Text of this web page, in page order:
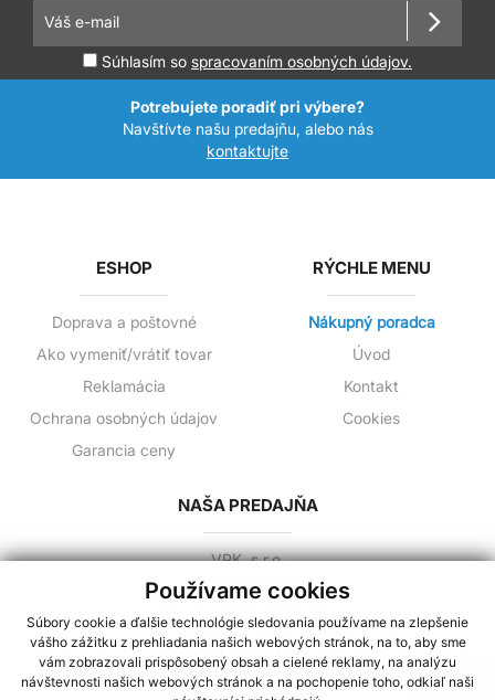
Používame cookies
Súbory cookie a ďalšie technológie sledovania používame na zlepšenie
vášho zážitku z prehliadania našich webových stránok, na to, aby sme
vám zobrazovali prispôsobený obsah a cielené reklamy, na analýzu
návštevnosti našich webových stránok a na pochopenie toho, odkiaľ naši
Súhlasím so spracovaním osobných údajov.
Potrebujete poradiť pri výbere?
Navštívte našu predajňu, alebo nás
kontaktujte
ESHOP
Doprava a poštovné
Ako vymeniť/vrátiť tovar
Reklamácia
Ochrana osobných údajov
Garancia ceny
RÝCHLE MENU
Nákupný poradca
Úvod
Kontakt
Cookies
NAŠA PREDAJŇA
VPK, s.r.o.
Jilemnického 3
081 02 Prešov,Slovensko
+421 944 258 730
info@cerpacia-technika.sk